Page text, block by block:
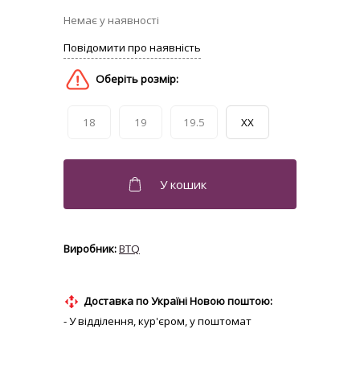
18 19 19.5 XX
BTQ
Доставка по Україні Новою поштою:
- У відділення, кур'єром, у поштомат